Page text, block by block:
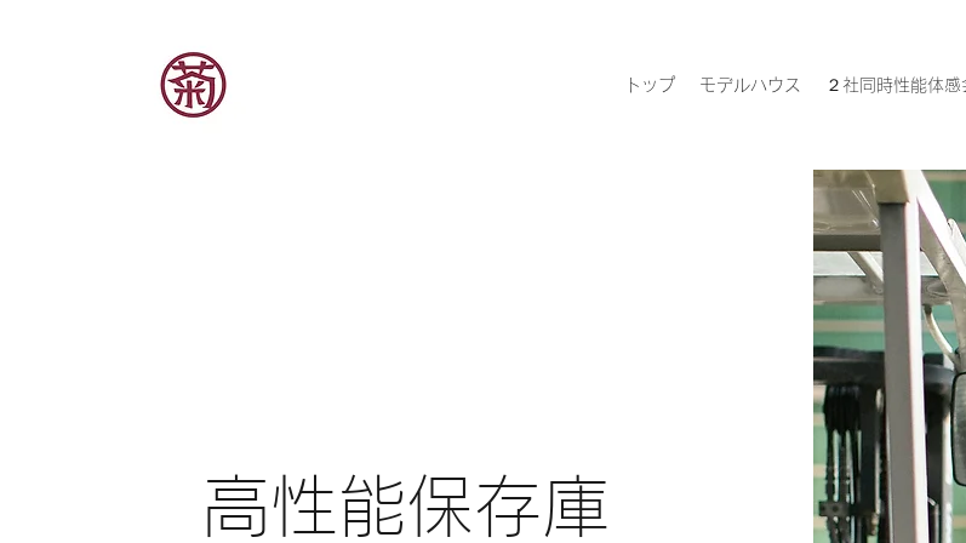
トップ モデルハウス ２社同時性能体感
高性能保存庫